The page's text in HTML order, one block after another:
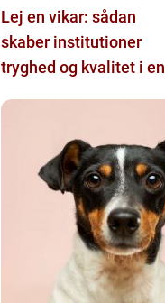
Lej en vikar: sådan
skaber institutioner
tryghed og kvalitet i en